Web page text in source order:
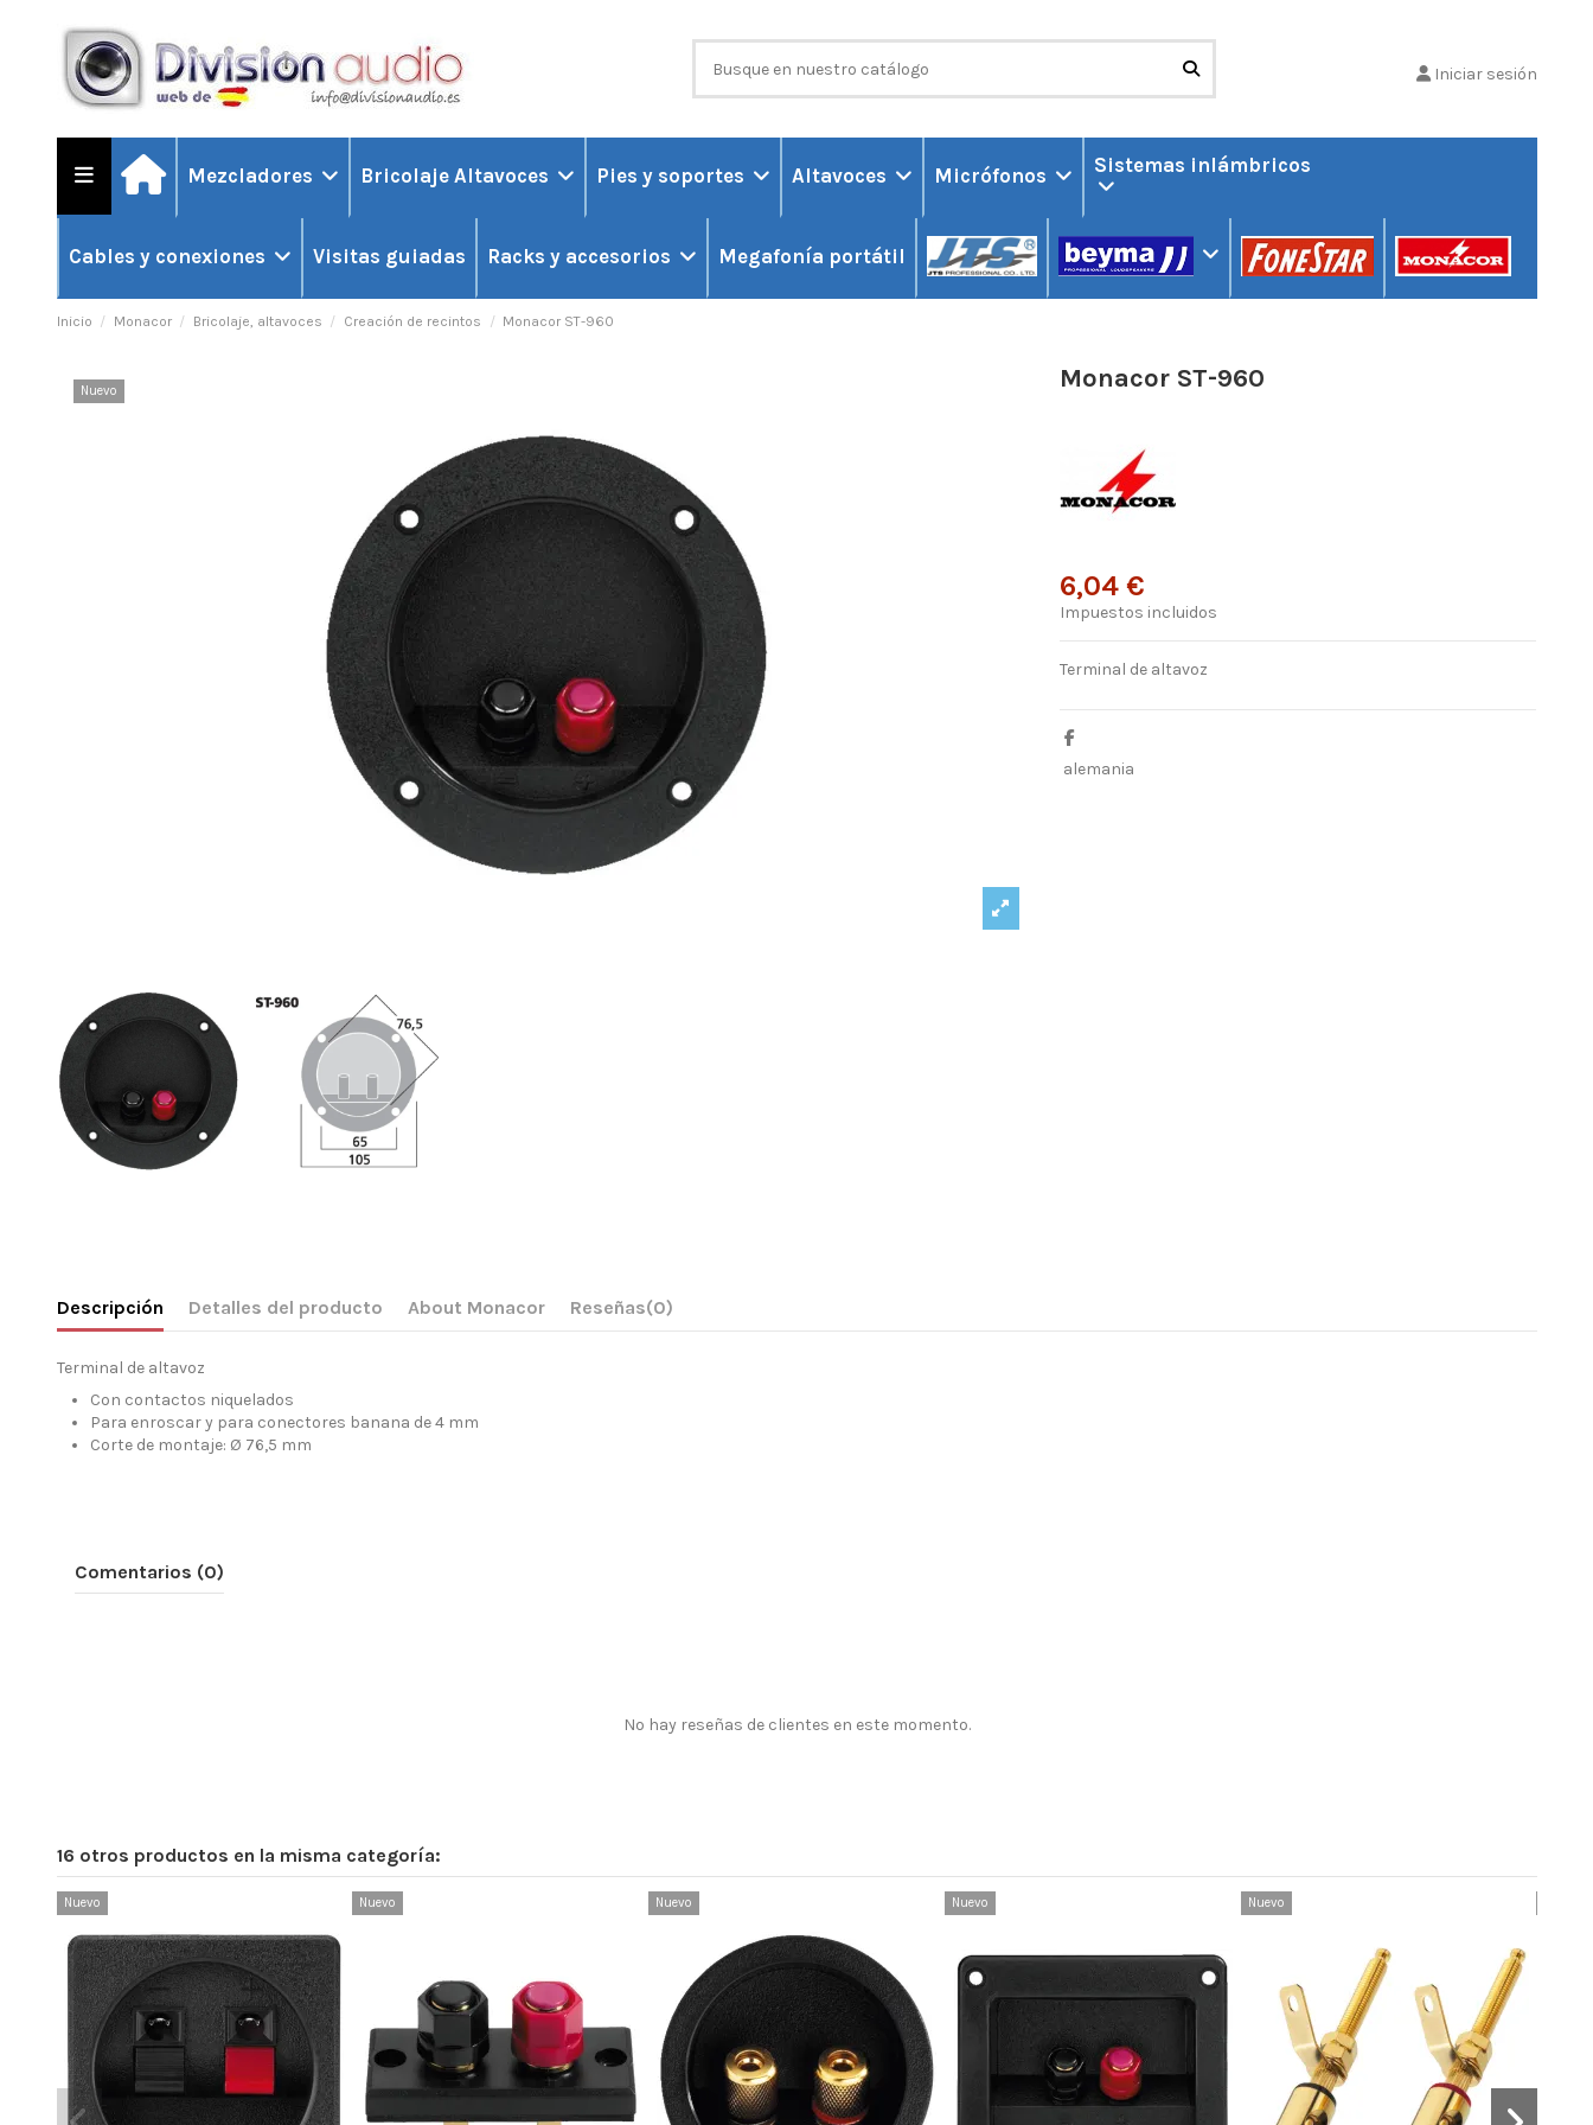
Iniciar sesión
Mezcladores Bricolaje Altavoces Pies y soportes Altavoces Micrófonos Sistemas inlámbricos
Cables y conexiones Visitas guiadas Racks y accesorios Megafonía portátil
Inicio Monacor Bricolaje, altavoces Creación de recintos Monacor ST-960
Nuevo Monacor ST-960
6,04 €
Impuestos incluidos
Terminal de altavoz
alemania
Descripción Detalles del producto About Monacor Reseñas(0)
Terminal de altavoz
Con contactos niquelados
Para enroscar y para conectores banana de 4 mm
Corte de montaje: Ø 76,5 mm
Comentarios (0)
No hay reseñas de clientes en este momento.
16 otros productos en la misma categoría:
Nuevo Nuevo Nuevo Nuevo Nuevo